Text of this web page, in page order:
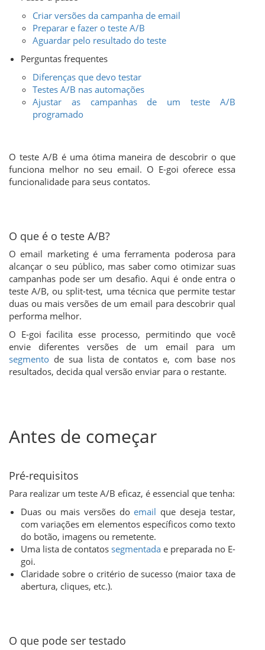
Criar versões da campanha de email
Preparar e fazer o teste A/B
Aguardar pelo resultado do teste
Perguntas frequentes
Diferenças que devo testar
Testes A/B nas automações
Ajustar as campanhas de um teste A/B
programado
O teste A/B é uma ótima maneira de descobrir o que
funciona melhor no seu email. O E-goi oferece essa
funcionalidade para seus contatos.
O que é o teste A/B?
O email marketing é uma ferramenta poderosa para
alcançar o seu público, mas saber como otimizar suas
campanhas pode ser um desafio. Aqui é onde entra o
teste A/B, ou split-test, uma técnica que permite testar
duas ou mais versões de um email para descobrir qual
performa melhor.
O E-goi facilita esse processo, permitindo que você
envie diferentes versões de um email para um
segmento de sua lista de contatos e, com base nos
resultados, decida qual versão enviar para o restante.
Antes de começar
Pré-requisitos
Para realizar um teste A/B eficaz, é essencial que tenha:
Duas ou mais versões doemail que deseja testar,
com variações em elementos específicos como texto
do botão, imagens ou remetente.
Uma lista de contatos segmentada e preparada no E-
goi.
Claridade sobre o critério de sucesso (maior taxa de
abertura, cliques, etc.).
O que pode ser testado